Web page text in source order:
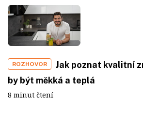
ROZHOVOR
Jak poznat kvalitní
by být měkká a teplá
8 minut čtení